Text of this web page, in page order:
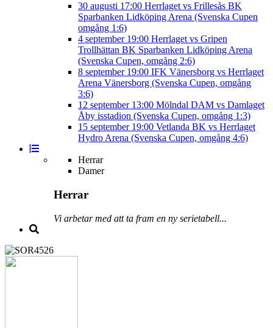
30 augusti 17:00 Herrlaget vs Frillesås BK
Sparbanken Lidköping Arena (Svenska Cupen
omgång 1:6)
4 september 19:00 Herrlaget vs Gripen
Trollhättan BK Sparbanken Lidköping Arena
(Svenska Cupen, omgång 2:6)
8 september 19:00 IFK Vänersborg vs Herrlaget
Arena Vänersborg (Svenska Cupen, omgång
3:6)
12 september 13:00 Mölndal DAM vs Damlaget
Åby isstadion (Svenska Cupen, omgång 1:3)
15 september 19:00 Vetlanda BK vs Herrlaget
Hydro Arena (Svenska Cupen, omgång 4:6)
Herrar
Damer
Herrar
Vi arbetar med att ta fram en ny serietabell...